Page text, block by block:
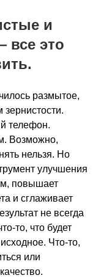
и
все это
размытое,
телефон.
Возможно,
нельзя. Но
улучшения
повышает
и сглаживает
не всегда
то, что будет
Что-то,
или